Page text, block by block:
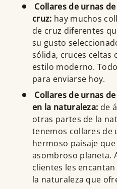
Collares de urnas
cruz: hay muchos
de cruz diferentes
su gusto
sólida, cruces celtas
estilo moderno.
para enviarse hoy.
Collares de urnas
en la naturaleza: de
otras partes de la
tenemos collares de
hermoso paisaje
asombroso planeta.
clientes les
la naturaleza que